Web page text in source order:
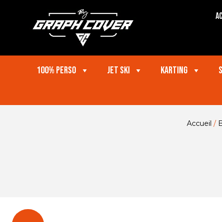
100% perso Jet ski Karting
Accueil /